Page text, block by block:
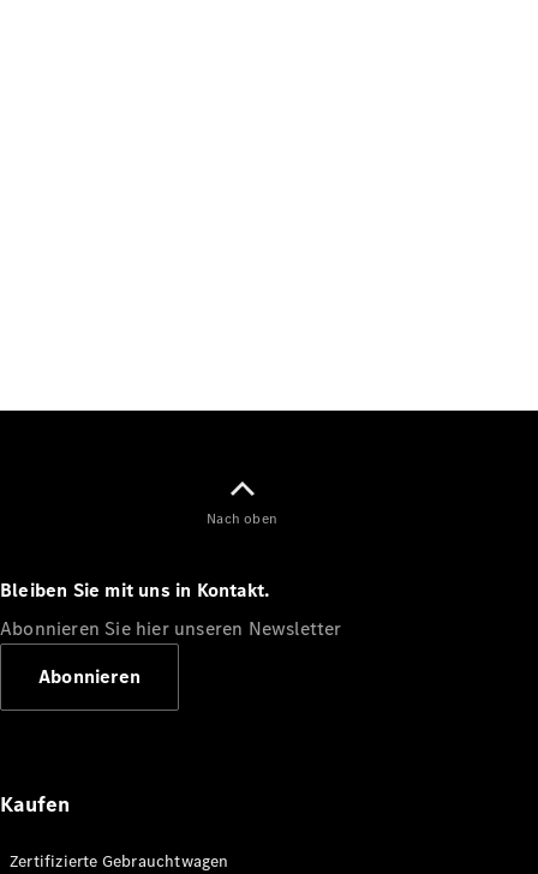
Nach oben
Bleiben Sie mit uns in Kontakt.
Abonnieren Sie hier unseren Newsletter
Abonnieren
Kaufen
Zertifizierte Gebrauchtwagen